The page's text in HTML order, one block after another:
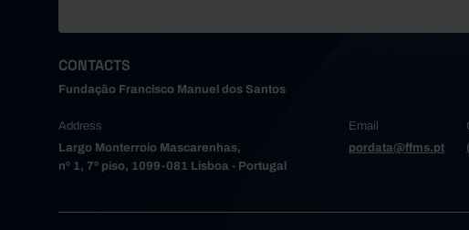
CONTACTS
Fundação Francisco Manuel dos Santos
Address
Largo Monterroio Mascarenhas,
nº 1, 7º piso, 1099-081 Lisboa - Portugal
Email
pordata@ffms.pt